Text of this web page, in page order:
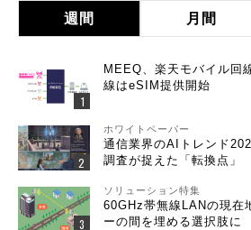
週間 月間
MEEQ、楽天モバイル
線はeSIM提供開始
ホワイトペーパー
通信業界のAIトレンド
調査が捉えた「転換点」
ソリューション特集
60GHz帯無線LANの現
ーの間を埋める選択肢に